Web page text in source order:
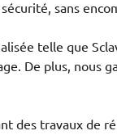
sans
telle que
De plus, nous
des travaux de